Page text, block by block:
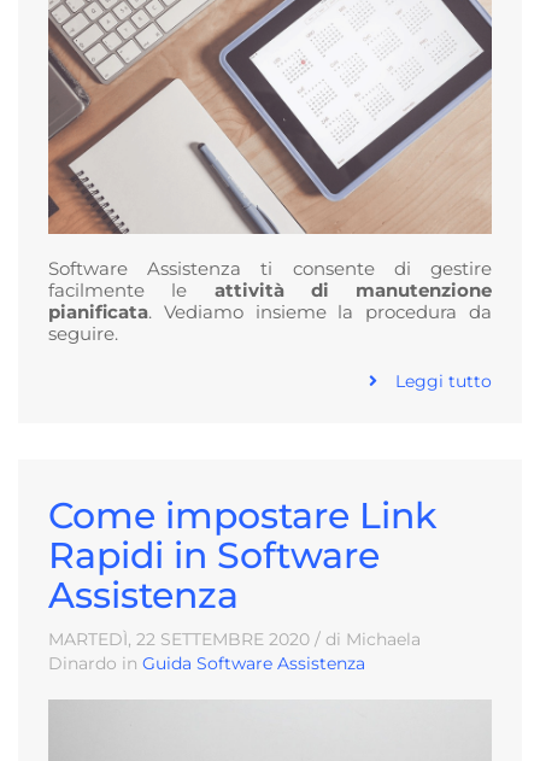
Software Assistenza ti consente di gestire
facilmente le attività di manutenzione
pianificata. Vediamo insieme la procedura da
seguire.
Leggi tutto
Come impostare Link
Rapidi in Software
Assistenza
MARTEDÌ, 22 SETTEMBRE 2020 / di Michaela
Dinardo in Guida Software Assistenza